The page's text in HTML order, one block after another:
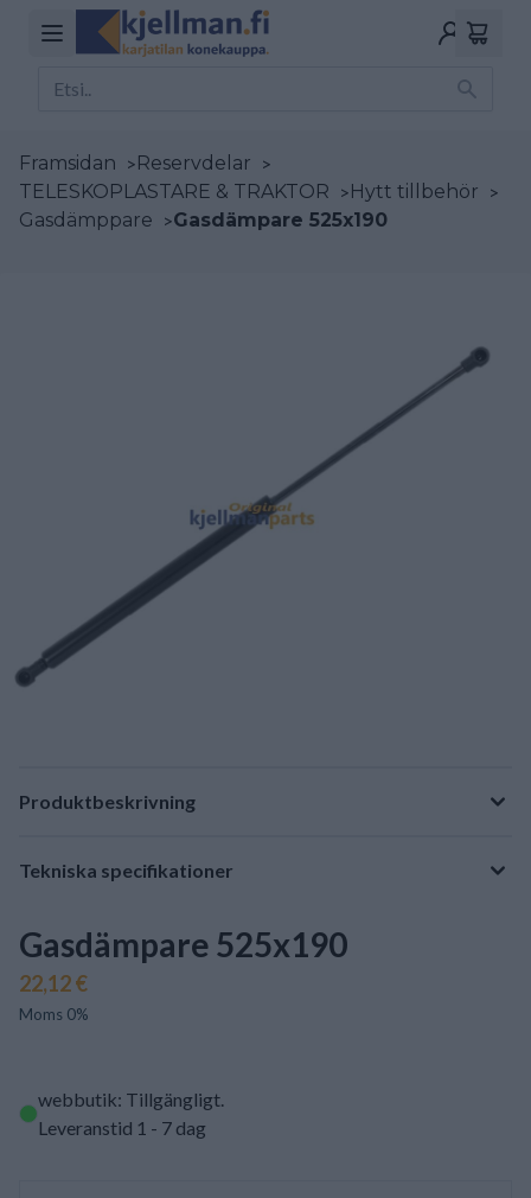
Framsidan >Reservdelar >
TELESKOPLASTARE & TRAKTOR >Hytt tillbehör >
Gasdämppare >Gasdämpare 525x190
Produktbeskrivning
Tekniska specifikationer
Gasdämpare 525x190
22,12 €
Moms 0%
webbutik: Tillgängligt.
Leveranstid 1 - 7 dag